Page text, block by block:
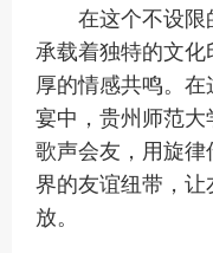
在这个不设
承载着独特的文
厚的情感共鸣。
宴中，贵州师范
歌声会友，用旋
界的友谊纽带，
放。